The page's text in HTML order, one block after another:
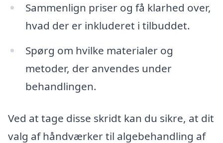
Sammenlign priser og få klarhed over,
hvad der er inkluderet i tilbuddet.
Spørg om hvilke materialer og
metoder, der anvendes under
behandlingen.
Ved at tage disse skridt kan du sikre, at dit
valg af håndværker til algebehandling af